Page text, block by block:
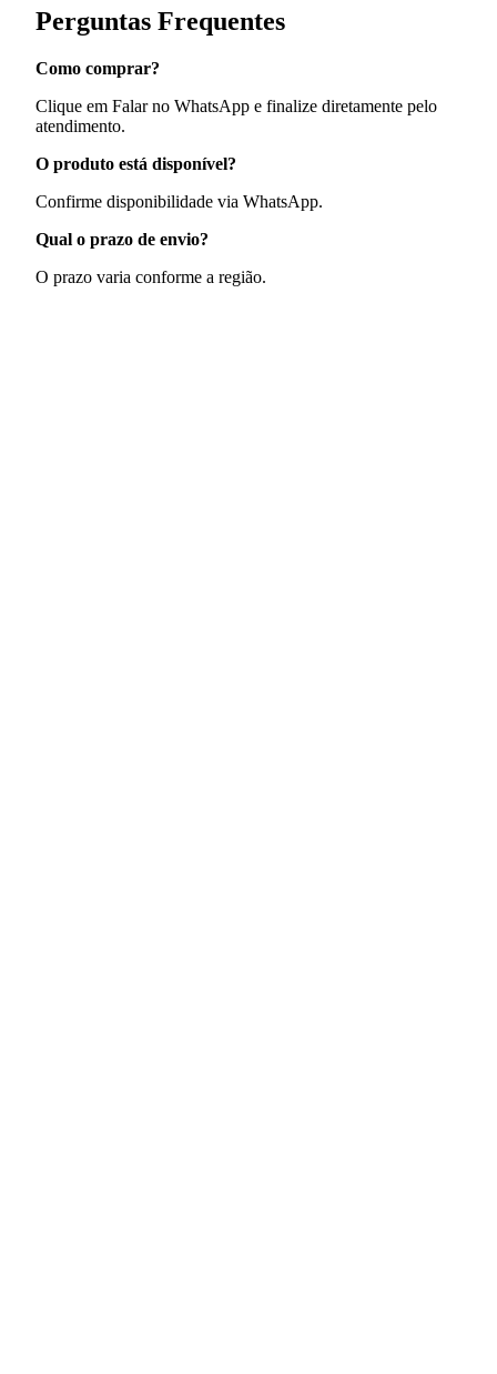
Perguntas Frequentes
Como comprar?
Clique em Falar no WhatsApp e finalize diretamente pelo
atendimento.
O produto está disponível?
Confirme disponibilidade via WhatsApp.
Qual o prazo de envio?
O prazo varia conforme a região.